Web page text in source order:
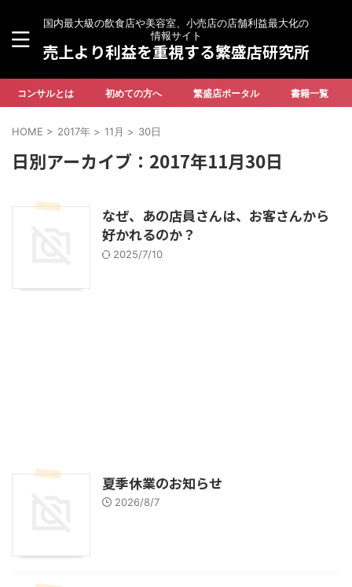
国内最大級の飲食店や美容室、小売店の店舗利益最大化の
情報サイト
売上より利益を重視する繁盛店研究所
コンサルとは 初めての方へ 繁盛店ポータル 書籍一覧
HOME > 2017年 > 11月 > 30日
日別アーカイブ：2017年11月30日
なぜ、あの店員さんは、お客さんから
好かれるのか？
2025/7/10
夏季休業のお知らせ
2026/8/7